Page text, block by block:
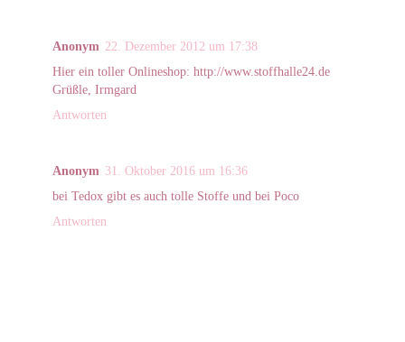
Anonym 22. Dezember 2012 um 17:38
Hier ein toller Onlineshop: http://www.stoffhalle24.de
Grüßle, Irmgard
Antworten
Anonym 31. Oktober 2016 um 16:36
bei Tedox gibt es auch tolle Stoffe und bei Poco
Antworten